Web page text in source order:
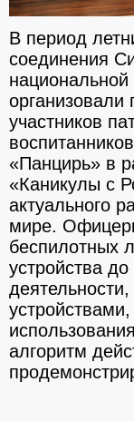
В период
соединения
организовали
участников
«Панцирь» в
«Каникулы с
актуального
мире.
беспилотных
устройства
алгоритм